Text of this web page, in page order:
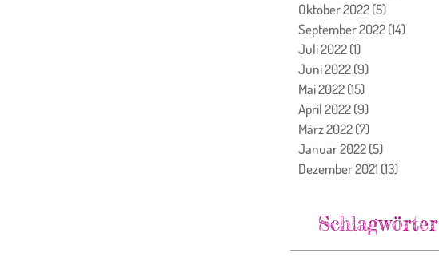
Oktober 2022(5)
September 2022(14)
Juli 2022(1)
Juni 2022(9)
Mai 2022(15)
April 2022(9)
März 2022(7)
Januar 2022(5)
Dezember 2021 (13)
Schlagwörter